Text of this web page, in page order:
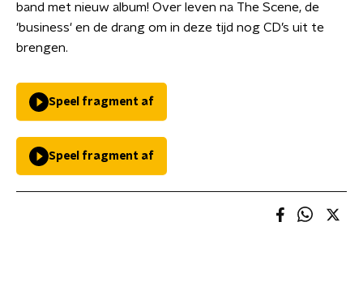
band met nieuw album! Over leven na The Scene, de
'business' en de drang om in deze tijd nog CD’s uit te
brengen.
Speel fragment af
Speel fragment af